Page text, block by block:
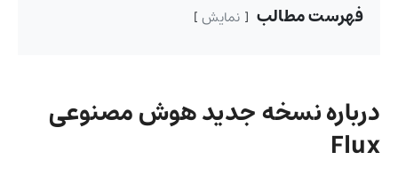
فهرست مطالب نمایش
درباره نسخه جدید هوش مصنوعی
Flux